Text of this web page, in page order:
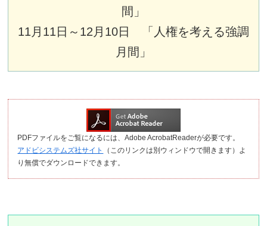
間」
11月11日～12月10日 「人権を考える強調
月間」
PDFファイルをご覧になるには、Adobe AcrobatReaderが必要です。
アドビシステムズ社サイト
（このリンクは別ウィンドウで開きます）よ
り無償でダウンロードできます。